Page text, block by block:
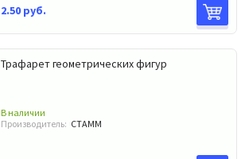
2.50 руб.
Трафарет геометрических фигур
В наличии
Производитель: СТАММ